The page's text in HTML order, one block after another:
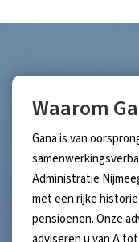
Waarom
Gana is van
Administratie
met een rijke
pensioenen. Onze